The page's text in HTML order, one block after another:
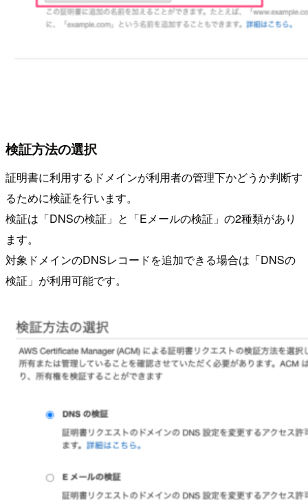
検証方法の選択
証明書に利用するドメインが利用者の管理下かどうか判断す
るために検証を行います。
検証は「DNSの検証」と「Eメールの検証」の2種類があり
ます。
対象ドメインのDNSレコードを追加できる場合は「DNSの
検証」が利用可能です。